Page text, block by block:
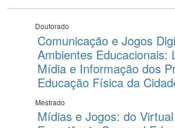
Doutorado
Comunicação e Jogos
Ambientes Educacionais:
Mídia e Informação dos
Educação Física da
Mestrado
Mídias e Jogos: do